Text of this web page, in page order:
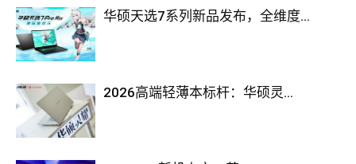
华硕天选7系列新品发布，全维度...
2026高端轻薄本标杆：华硕灵...